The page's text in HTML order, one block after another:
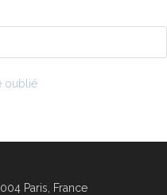
oublié
Paris, France